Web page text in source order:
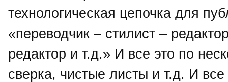
технологическая цепочка для
«переводчик – стилист –
редактор и т.д.» И все это по
сверка, чистые листы и т.д. И